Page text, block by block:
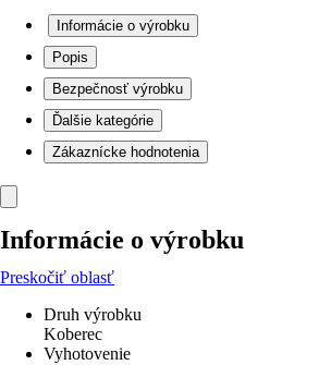
Informácie o výrobku
Popis
Bezpečnosť výrobku
Ďalšie kategórie
Zákaznícke hodnotenia
Informácie o výrobku
Preskočiť oblasť
Druh výrobku
Koberec
Vyhotovenie